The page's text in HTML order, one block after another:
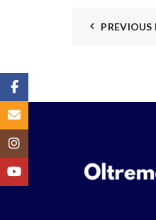
PREVIOUS